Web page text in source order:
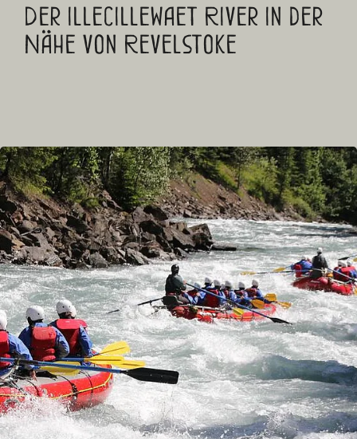
Der Illecillewaet River in der
Nähe von Revelstoke